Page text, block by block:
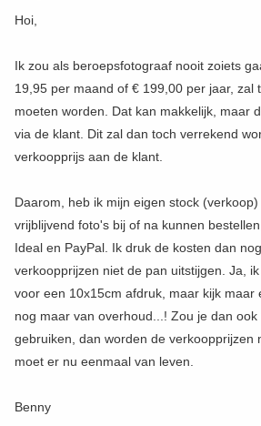
Hoi,
Ik zou als beroepsfotograaf nooit zoiets
19,95 per maand of € 199,00 per jaar, zal
moeten worden. Dat kan makkelijk, maar
via de klant. Dit zal dan toch verrekend
verkoopprijs aan de klant.
Daarom, heb ik mijn eigen stock
vrijblijvend foto's bij of na kunnen
Ideal en PayPal. Ik druk de kosten dan
verkoopprijzen niet de pan uitstijgen. Ja,
voor een 10x15cm afdruk, maar kijk maar
nog maar van overhoud...! Zou je dan ook
gebruiken, dan worden de verkoopprijzen
moet er nu eenmaal van leven.
Benny